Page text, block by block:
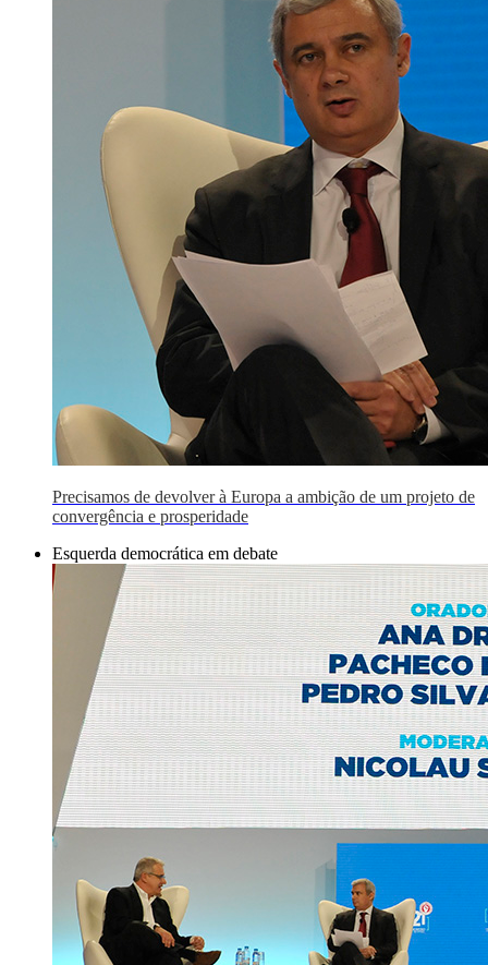
Precisamos de devolver à Europa a ambição de um projeto de
convergência e prosperidade
Esquerda democrática em debate